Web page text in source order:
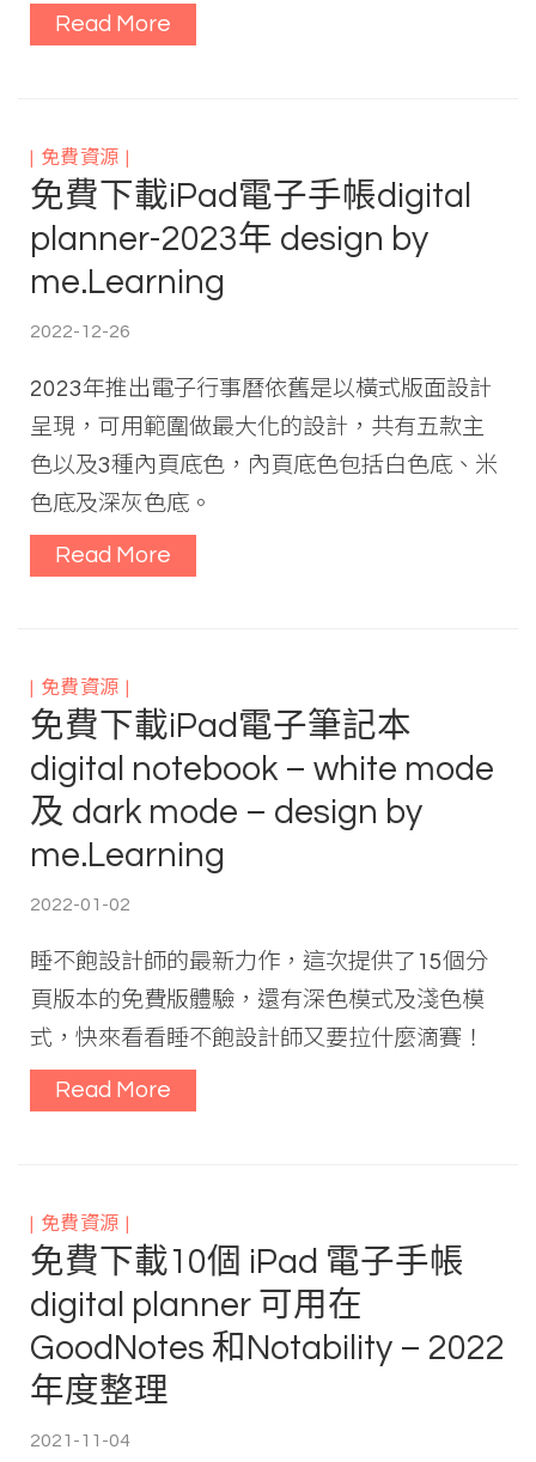
Read More
免費資源
免費下載iPad電子手帳digital
planner-2023年 design by
me.Learning
2022-12-26
2023年推出電子行事曆依舊是以橫式版面設計
呈現，可用範圍做最大化的設計，共有五款主
色以及3種內頁底色，內頁底色包括白色底、米
色底及深灰色底。
Read More
免費資源
免費下載iPad電子筆記本
digital notebook – white mode
及 dark mode – design by
me.Learning
2022-01-02
睡不飽設計師的最新力作，這次提供了15個分
頁版本的免費版體驗，還有深色模式及淺色模
式，快來看看睡不飽設計師又要拉什麼滴賽！
Read More
免費資源
免費下載10個 iPad 電子手帳
digital planner 可用在
GoodNotes 和Notability – 2022
年度整理
2021-11-04